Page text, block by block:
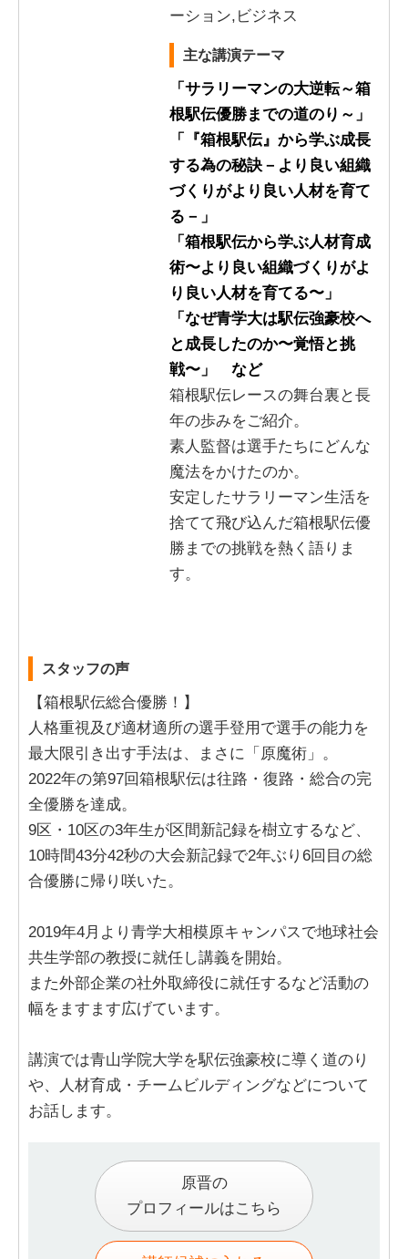
ーション,ビジネス
主な講演テーマ
「サラリーマンの大逆転～箱
根駅伝優勝までの道のり～」
「『箱根駅伝』から学ぶ成長
する為の秘訣－より良い組織
づくりがより良い人材を育て
る－」
「箱根駅伝から学ぶ人材育成
術〜より良い組織づくりがよ
り良い人材を育てる〜」
「なぜ青学大は駅伝強豪校へ
と成長したのか〜覚悟と挑
戦〜」 など
箱根駅伝レースの舞台裏と長
年の歩みをご紹介。
素人監督は選手たちにどんな
魔法をかけたのか。
安定したサラリーマン生活を
捨てて飛び込んだ箱根駅伝優
勝までの挑戦を熱く語りま
す。
スタッフの声
【箱根駅伝総合優勝！】
人格重視及び適材適所の選手登用で選手の能力を
最大限引き出す手法は、まさに「原魔術」。
2022年の第97回箱根駅伝は往路・復路・総合の完
全優勝を達成。
9区・10区の3年生が区間新記録を樹立するなど、
10時間43分42秒の大会新記録で2年ぶり6回目の総
合優勝に帰り咲いた。
2019年4月より青学大相模原キャンパスで地球社会
共生学部の教授に就任し講義を開始。
また外部企業の社外取締役に就任するなど活動の
幅をますます広げています。
講演では青山学院大学を駅伝強豪校に導く道のり
や、人材育成・チームビルディングなどについて
お話します。
原晋の
プロフィールはこちら